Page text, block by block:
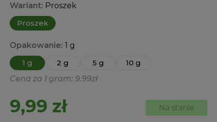
Wariant: Proszek
Proszek
Opakowanie: 1 g
1 g
2 g 5 g
10 g
Cena za 1 gram: 9.99zł
9,99 zł Na stanie